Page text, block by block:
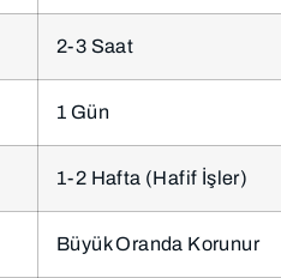
2-3 Saat
1 Gün
1-2 Hafta (Hafif İşler)
Büyük Oranda Korunur